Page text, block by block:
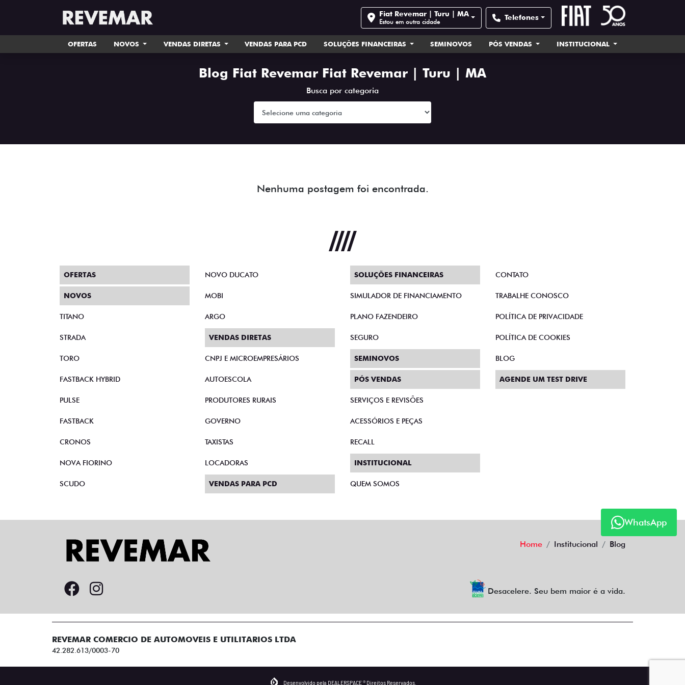
Fiat Revemar | Turu | MA
Estou em outra cidade Telefones
OFERTAS NOVOS VENDAS DIRETAS VENDAS PARA PCD SOLUÇÕES FINANCEIRAS SEMINOVOS PÓS VENDAS INSTITUCIONAL
Blog Fiat Revemar Fiat Revemar | Turu | MA
Busca por categoria
Nenhuma postagem foi encontrada.
WhatsApp
OFERTAS
NOVOS
TITANO
STRADA
TORO
FASTBACK HYBRID
PULSE
FASTBACK
CRONOS
NOVA FIORINO
SCUDO
NOVO DUCATO
MOBI
ARGO
VENDAS DIRETAS
CNPJ E MICROEMPRESÁRIOS
AUTOESCOLA
PRODUTORES RURAIS
GOVERNO
TAXISTAS
LOCADORAS
VENDAS PARA PCD
SOLUÇÕES FINANCEIRAS
SIMULADOR DE FINANCIAMENTO
PLANO FAZENDEIRO
SEGURO
SEMINOVOS
PÓS VENDAS
SERVIÇOS E REVISÕES
ACESSÓRIOS E PEÇAS
RECALL
INSTITUCIONAL
QUEM SOMOS
CONTATO
TRABALHE CONOSCO
POLÍTICA DE PRIVACIDADE
POLÍTICA DE COOKIES
BLOG
AGENDE UM TEST DRIVE
Home Institucional Blog
Desacelere. Seu bem maior é a vida.
REVEMAR COMERCIO DE AUTOMOVEIS E UTILITARIOS LTDA
42.282.613/0003-70
Desenvolvido pela DEALERSPACE ® Direitos Reservados.